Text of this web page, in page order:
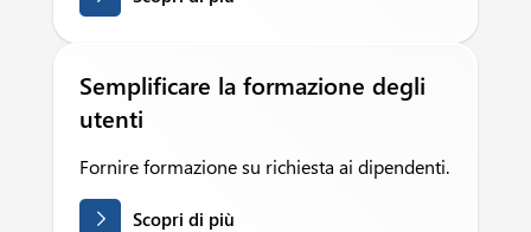
Semplificare la formazione degli
utenti
Fornire formazione su richiesta ai dipendenti.
Scopri di più